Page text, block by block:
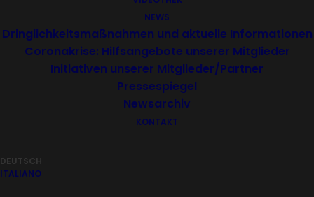
NEWS
Dringlichkeitsmaßnahmen und aktuelle Informationen
Coronakrise: Hilfsangebote unserer Mitglieder
Initiativen unserer Mitglieder/Partner
Pressespiegel
Newsarchiv
KONTAKT
DEUTSCH
ITALIANO